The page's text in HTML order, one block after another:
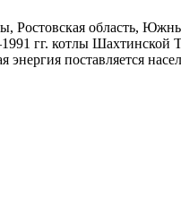
Ростовская область,
гг. котлы
поставляется